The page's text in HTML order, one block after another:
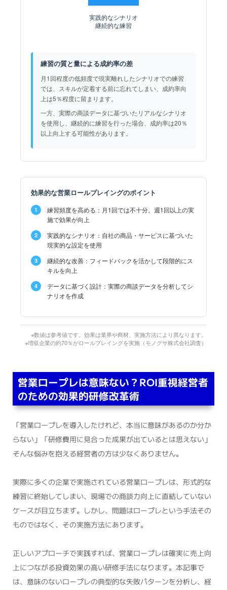
実践的なシナリオ
継続的な練習
練習の質と量による成約率の差
月1回程度の低頻度で現実離れしたシナリオでの練習
では、スキルが定着する前に忘れてしまい、成約率向
上は5％程度に留まります。
一方、実際の商談データに基づいたリアルなシナリオ
を使用し、継続的に練習を行った場合、成約率は20％
以上向上する可能性があります。
効果的な営業ロールプレイングのポイント
1
練習頻度を高める：月1回では不十分。週1回以上の実
施で効果が向上
2
実践的なシナリオ：自社の商品・サービスに基づいた
現実的な設定を使用
3
継続的な改善：フィードバックを活かして段階的にス
キルを向上
4
データに基づく設計：実際の商談データを分析してシ
ナリオを作成
※数値は参考値です。効果は業界や商材、実施方法により異なります。
※増収企業の約70％がロールプレイングを実施（モノグサ株式会社調査）
営業ロープレは意味ない？ROI重視経営者
のための効果的研修改革術
「営業ロープレを導入したけれど、本当に意味があるのか分か
らない」「研修費用に見合った成果が出ているとは思えない」
そんな悩みを抱える経営者の方は少なくありません。
実際に多くの企業で実施されている営業ロープレは、形式的な
練習に終始してしまい、現場での商談力向上に直結していない
ケースが目立ちます。しかし、問題はロープレという手法その
ものではなく、その実施方法にあります。
正しいアプローチで実践すれば、営業ロープレは確実に売上向
上につながる投資効果の高い研修手法になります。本記事で
は、意味のないロープレの典型的な失敗パターンを分析し、経